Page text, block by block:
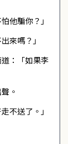
他騙你？」
來嗎？」
：「如果李
。
不送了。」